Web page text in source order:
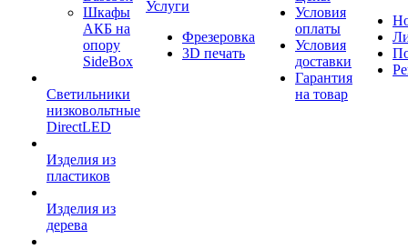
Шкафы
АКБ на
опору
SideBox
Светильники
низковольтные
DirectLED
Изделия из
пластиков
Изделия из
дерева
Услуги
Фрезеровка
3D печать
Условия
оплаты
Условия
доставки
Гарантия
на товар